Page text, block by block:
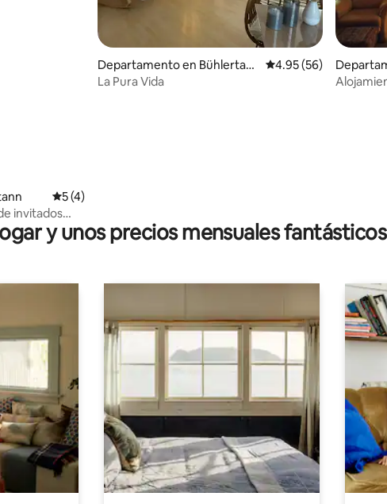
Calificación promedio: 5 de 5; 4 evaluaciones
5 (4)
invitados
5)
Departamento en Bühlertan
n
Calificación
4.95 (56)
La Pura Vida
en
y unos precios mensuales fantásticos